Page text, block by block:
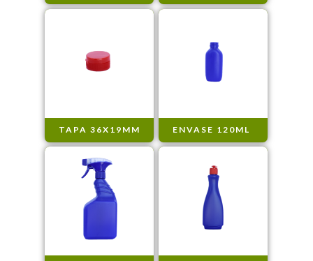
TAPA 36X19MM ENVASE 120ML